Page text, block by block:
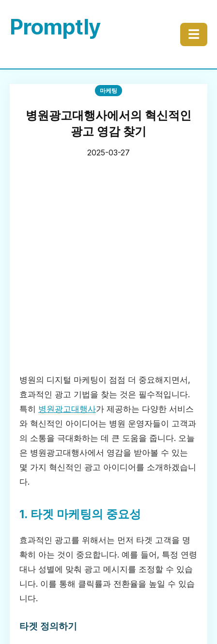
Promptly ☰
마케팅
병원광고대행사에서의 혁신적인
광고 영감 찾기
2025-03-27
병원의 디지털 마케팅이 점점 더 중요해지면서,
효과적인 광고 기법을 찾는 것은 필수적입니다.
특히 병원광고대행사가 제공하는 다양한 서비스
와 혁신적인 아이디어는 병원 운영자들이 고객과
의 소통을 극대화하는 데 큰 도움을 줍니다. 오늘
은 병원광고대행사에서 영감을 받아볼 수 있는
몇 가지 혁신적인 광고 아이디어를 소개하겠습니
다.
1. 타겟 마케팅의 중요성
효과적인 광고를 위해서는 먼저 타겟 고객을 명
확히 아는 것이 중요합니다. 예를 들어, 특정 연령
대나 성별에 맞춰 광고 메시지를 조정할 수 있습
니다. 이를 통해 클릭률과 전환율을 높일 수 있습
니다.
타겟 정의하기